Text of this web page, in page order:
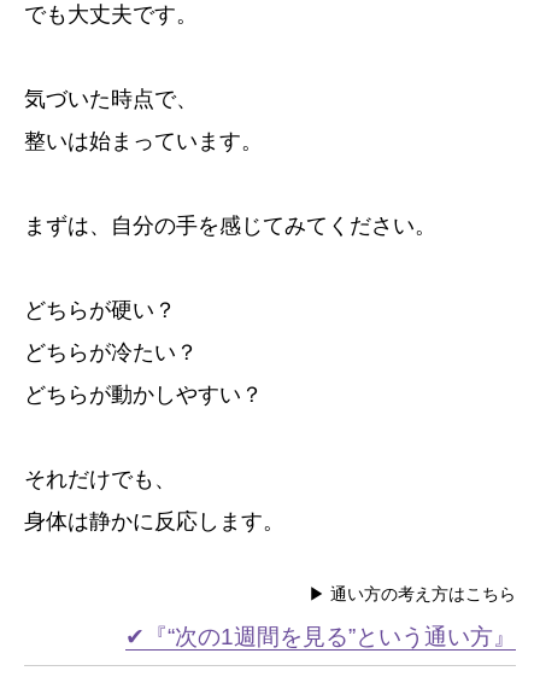
でも大丈夫です。
気づいた時点で、
整いは始まっています。
まずは、自分の手を感じてみてください。
どちらが硬い？
どちらが冷たい？
どちらが動かしやすい？
それだけでも、
身体は静かに反応します。
▶ 通い方の考え方はこちら
✔『“次の1週間を見る”という通い方』